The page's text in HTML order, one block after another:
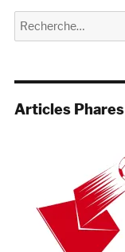
Recherche
pour :
Articles Phares